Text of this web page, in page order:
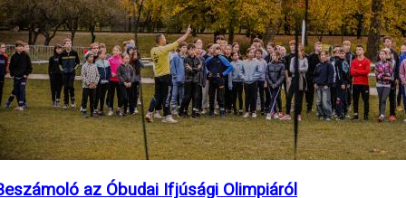
az Óbudai Ifjúsági Olimpiáról